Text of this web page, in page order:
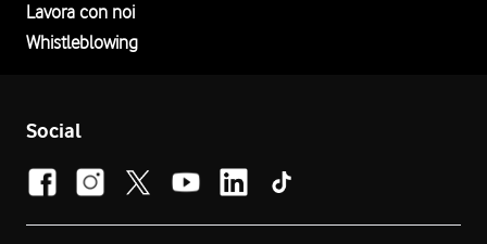
Lavora con noi
Whistleblowing
Social